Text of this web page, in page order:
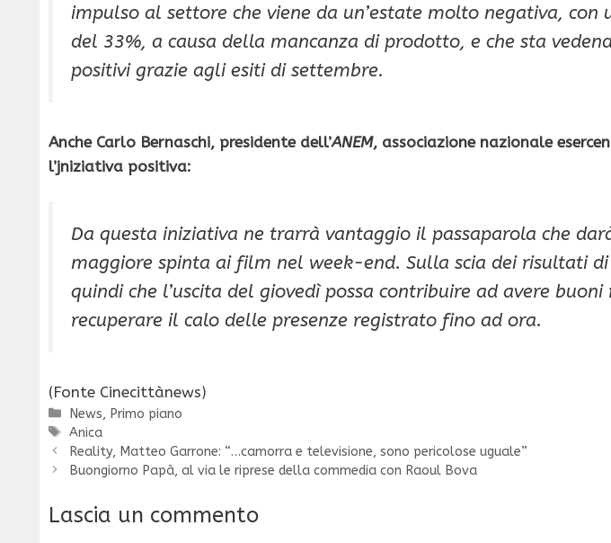
impulso al settore che viene da un’estate molto negativa, con
del 33%, a causa della mancanza di prodotto, e che sta
positivi grazie agli esiti di settembre.
Anche Carlo Bernaschi, presidente dell’ANEM, associazione nazionale
l’jniziativa positiva:
Da questa iniziativa ne trarrà vantaggio il passaparola che
maggiore spinta ai film nel week-end. Sulla scia dei risultati
quindi che l’uscita del giovedì possa contribuire ad avere
recuperare il calo delle presenze registrato fino ad ora.
(Fonte Cinecittànews)
Categorie
News, Primo piano
Tag
Anica
Reality, Matteo Garrone: “…camorra e televisione, sono pericolose uguale”
Buongiorno Papà, al via le riprese della commedia con Raoul Bova
Lascia un commento